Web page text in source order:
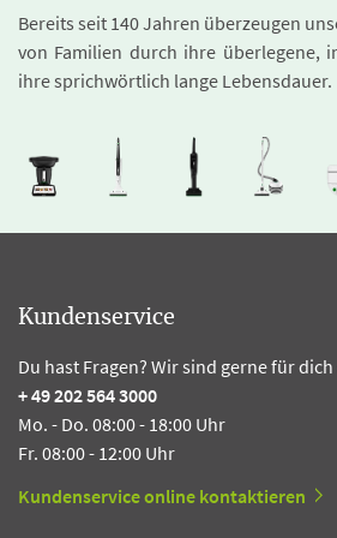
Bereits seit 140 Jahren überzeugen
von Familien durch ihre überlegene,
ihre sprichwörtlich lange Lebensdauer.
Kundenservice
Du hast Fragen? Wir sind gerne für dich
+ 49 202 564 3000
Mo. - Do. 08:00 - 18:00 Uhr
Fr. 08:00 - 12:00 Uhr
Kundenservice online kontaktieren